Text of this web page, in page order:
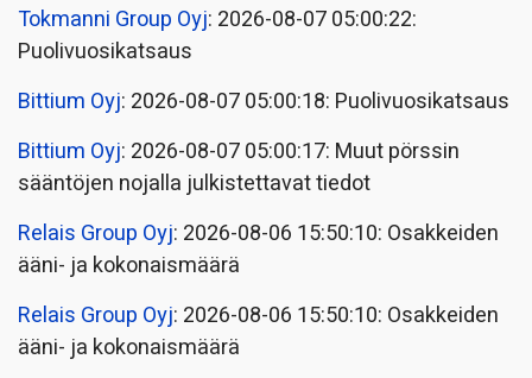
Tokmanni Group Oyj: 2026-08-07 05:00:22:
Puolivuosikatsaus
Bittium Oyj: 2026-08-07 05:00:18: Puolivuosikatsaus
Bittium Oyj: 2026-08-07 05:00:17: Muut pörssin
sääntöjen nojalla julkistettavat tiedot
Relais Group Oyj: 2026-08-06 15:50:10: Osakkeiden
ääni- ja kokonaismäärä
Relais Group Oyj: 2026-08-06 15:50:10: Osakkeiden
ääni- ja kokonaismäärä